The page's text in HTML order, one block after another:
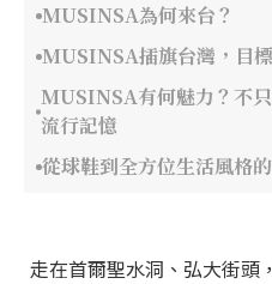
MUSINSA為何來台？
MUSINSA插旗台灣，目
MUSINSA有何魅力？不
流行記憶
從球鞋到全方位生活風格
走在首爾聖水洞、弘大街頭